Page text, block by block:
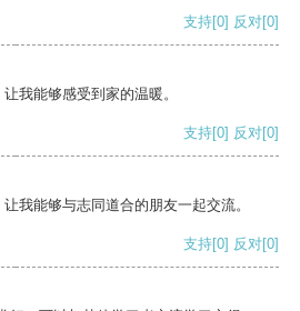
支持[0] 反对[0]
我能够感受到家的温暖。
支持[0] 反对[0]
我能够与志同道合的朋友一起交流。
支持[0] 反对[0]